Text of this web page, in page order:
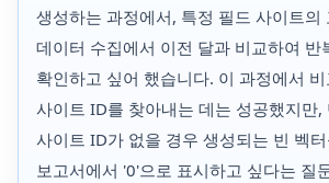
생성하는 과정에서, 특정 필드 사이트의
데이터 수집에서 이전 달과 비교하여 반
확인하고 싶어 했습니다. 이 과정에서
사이트 ID를 찾아내는 데는 성공했지만,
사이트 ID가 없을 경우 생성되는 빈 벡
보고서에서 '0'으로 표시하고 싶다는 질